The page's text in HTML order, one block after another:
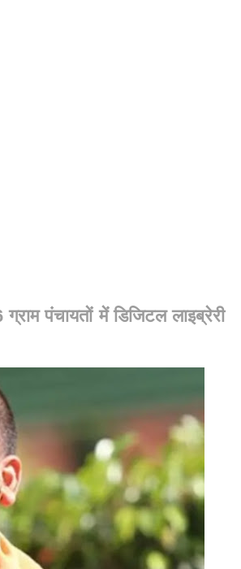
पंचायतों में डिजिटल लाइब्रेरी